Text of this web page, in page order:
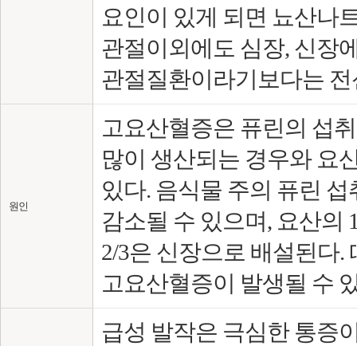
요인이 있게 되면 뇨산나
관절이외에도 심장, 신장
관절질환이라기보다는
원인
고요산혈증은 퓨린의 섭
많이 생산되는 경우와 요
있다. 음식물 주의 퓨린
감소될 수 있으며, 요산의
2/3은 신장으로 배설된다.
고요산혈증이 발생될 수
급성 발작은 극심한 통증